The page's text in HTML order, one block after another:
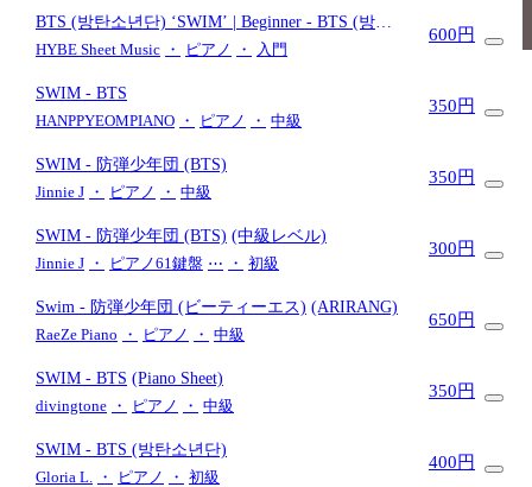
BTS (방탄소년단) ‘SWIM’ | Beginner - BTS (방탄
소년단)
HYBE Sheet Music ・ ピアノ ・ 入門
600円
SWIM - BTS
HANPPYEOMPIANO ・ ピアノ ・ 中級
350円
SWIM
- 防弾少年団 (BTS)
Jinnie J ・ ピアノ ・ 中級
350円
SWIM - 防弾少年団 (BTS) (中級レベル)
Jinnie J ・ ピアノ61鍵盤 ⋯ ・ 初級
300円
Swim - 防弾少年団 (ビーティーエス) (ARIRANG)
RaeZe Piano
・ ピアノ ・ 中級
650円
SWIM - BTS (Piano Sheet)
divingtone ・ ピアノ ・ 中級
350円
SWIM - BTS (방탄소년단)
Gloria L.
・ ピアノ ・ 初級
400円